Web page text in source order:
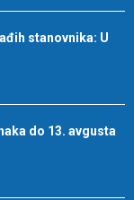
stanovnika: U
do 13. avgusta